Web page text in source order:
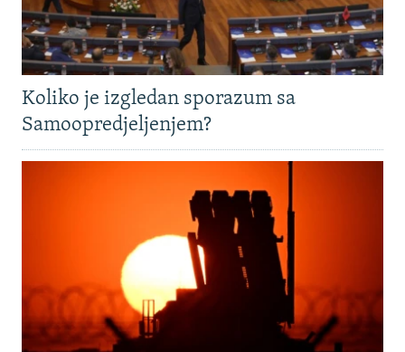
Koliko je izgledan sporazum sa
Samoopredjeljenjem?